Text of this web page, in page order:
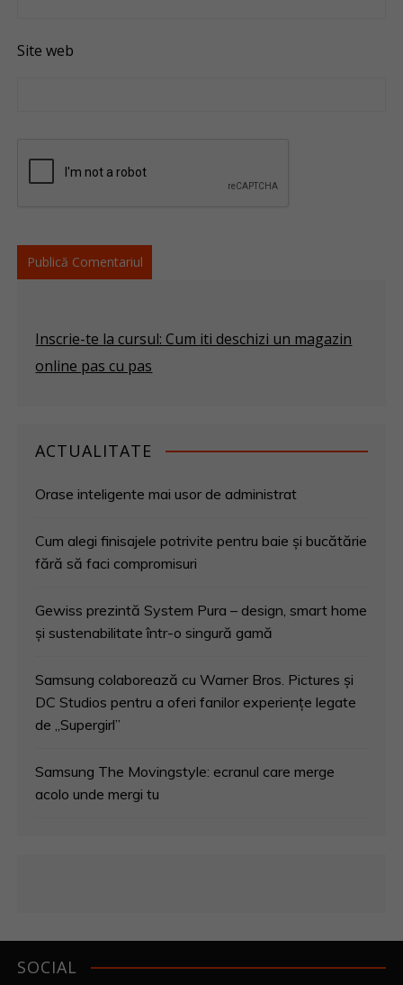
Site web
Inscrie-te la cursul: Cum iti deschizi un magazin
online pas cu pas
ACTUALITATE
Orase inteligente mai usor de administrat
Cum alegi finisajele potrivite pentru baie și bucătărie
fără să faci compromisuri
Gewiss prezintă System Pura – design, smart home
și sustenabilitate într-o singură gamă
Samsung colaborează cu Warner Bros. Pictures și
DC Studios pentru a oferi fanilor experiențe legate
de „Supergirl”
Samsung The Movingstyle: ecranul care merge
acolo unde mergi tu
SOCIAL